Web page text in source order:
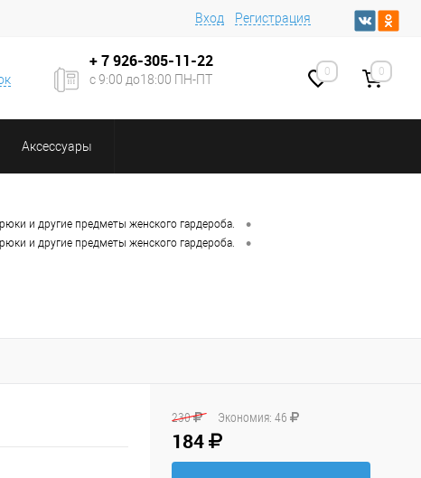
Вход Регистрация
+ 7926-305-11-22
с 9:00 до18:00 ПН-ПТ
0 0
Аксессуары
и другие предметы женского гардероба. •
и другие предметы женского гардероба. •
230 Экономия: 46
184